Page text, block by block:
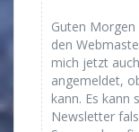
Guten Morgen
den
mich jetzt
angemeldet,
kann. Es kann
Newsletter